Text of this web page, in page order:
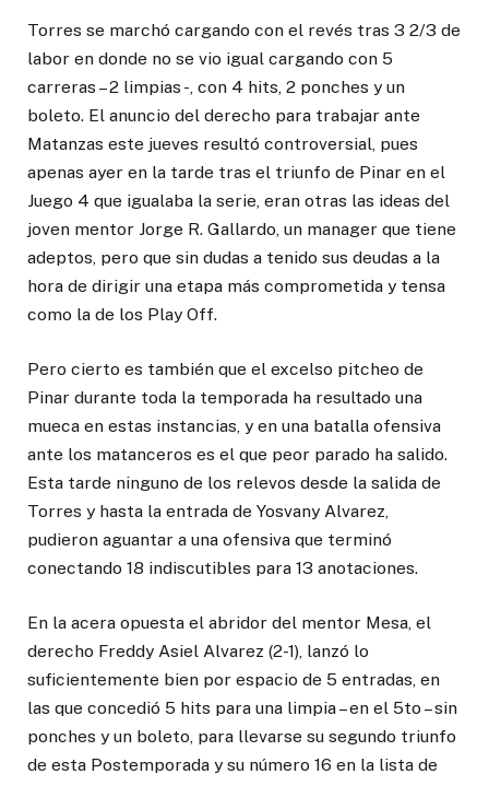
Torres se marchó cargando con el revés tras 3 2/3 de
labor en donde no se vio igual cargando con 5
carreras – 2 limpias -, con 4 hits, 2 ponches y un
boleto. El anuncio del derecho para trabajar ante
Matanzas este jueves resultó controversial, pues
apenas ayer en la tarde tras el triunfo de Pinar en el
Juego 4 que igualaba la serie, eran otras las ideas del
joven mentor Jorge R. Gallardo, un manager que tiene
adeptos, pero que sin dudas a tenido sus deudas a la
hora de dirigir una etapa más comprometida y tensa
como la de los Play Off.
Pero cierto es también que el excelso pitcheo de
Pinar durante toda la temporada ha resultado una
mueca en estas instancias, y en una batalla ofensiva
ante los matanceros es el que peor parado ha salido.
Esta tarde ninguno de los relevos desde la salida de
Torres y hasta la entrada de Yosvany Alvarez,
pudieron aguantar a una ofensiva que terminó
conectando 18 indiscutibles para 13 anotaciones.
En la acera opuesta el abridor del mentor Mesa, el
derecho Freddy Asiel Alvarez (2-1), lanzó lo
suficientemente bien por espacio de 5 entradas, en
las que concedió 5 hits para una limpia – en el 5to – sin
ponches y un boleto, para llevarse su segundo triunfo
de esta Postemporada y su número 16 en la lista de